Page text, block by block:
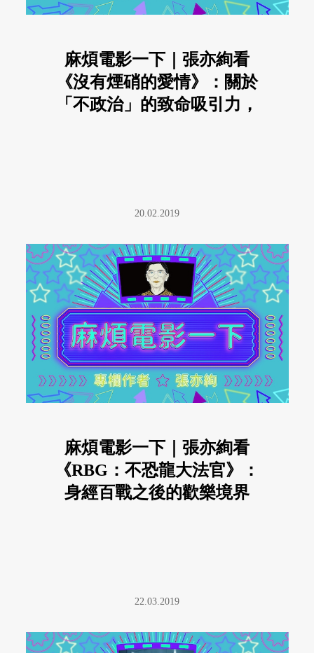
麻煩電影一下｜張亦絢看
《沒有煙硝的愛情》：關於
「不政治」的致命吸引力，
20.02.2019
麻煩電影一下｜張亦絢看
《RBG：不恐龍大法官》：
身經百戰之後的歡樂境界
22.03.2019